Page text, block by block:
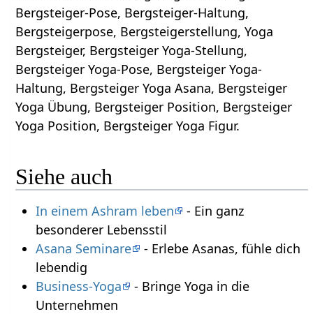
Bergsteiger-Pose, Bergsteiger-Haltung,
Bergsteigerpose, Bergsteigerstellung, Yoga
Bergsteiger, Bergsteiger Yoga-Stellung,
Bergsteiger Yoga-Pose, Bergsteiger Yoga-
Haltung, Bergsteiger Yoga Asana, Bergsteiger
Yoga Übung, Bergsteiger Position, Bergsteiger
Yoga Position, Bergsteiger Yoga Figur.
Siehe auch
In einem Ashram leben
- Ein ganz
besonderer Lebensstil
Asana Seminare
- Erlebe Asanas, fühle dich
lebendig
Business-Yoga
- Bringe Yoga in die
Unternehmen